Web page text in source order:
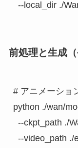
前処理と生成（
# アニメーショ
python ./wan/
--ckpt_path
--video_path